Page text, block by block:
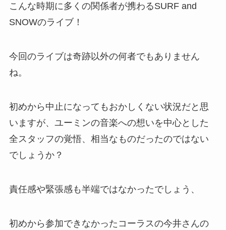
こんな時期に多くの関係者が携わるSURF and
SNOWのライブ！
今回のライブは奇跡以外の何者でもありません
ね。
初めから中止になってもおかしくない状況だと思
いますが、ユーミンの音楽への想いを中心とした
全スタッフの覚悟、相当なものだったのではない
でしょうか？
責任感や緊張感も半端ではなかったでしょう、
初めから参加できなかったコーラスの今井さんの